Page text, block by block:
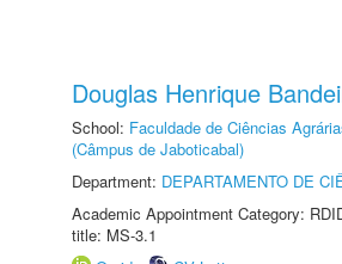
Douglas Henrique
School: Faculdade de Ciências
(Câmpus de Jaboticabal)
Department: DEPARTAMENTO DE
Academic Appointment Category:
title: MS-3.1